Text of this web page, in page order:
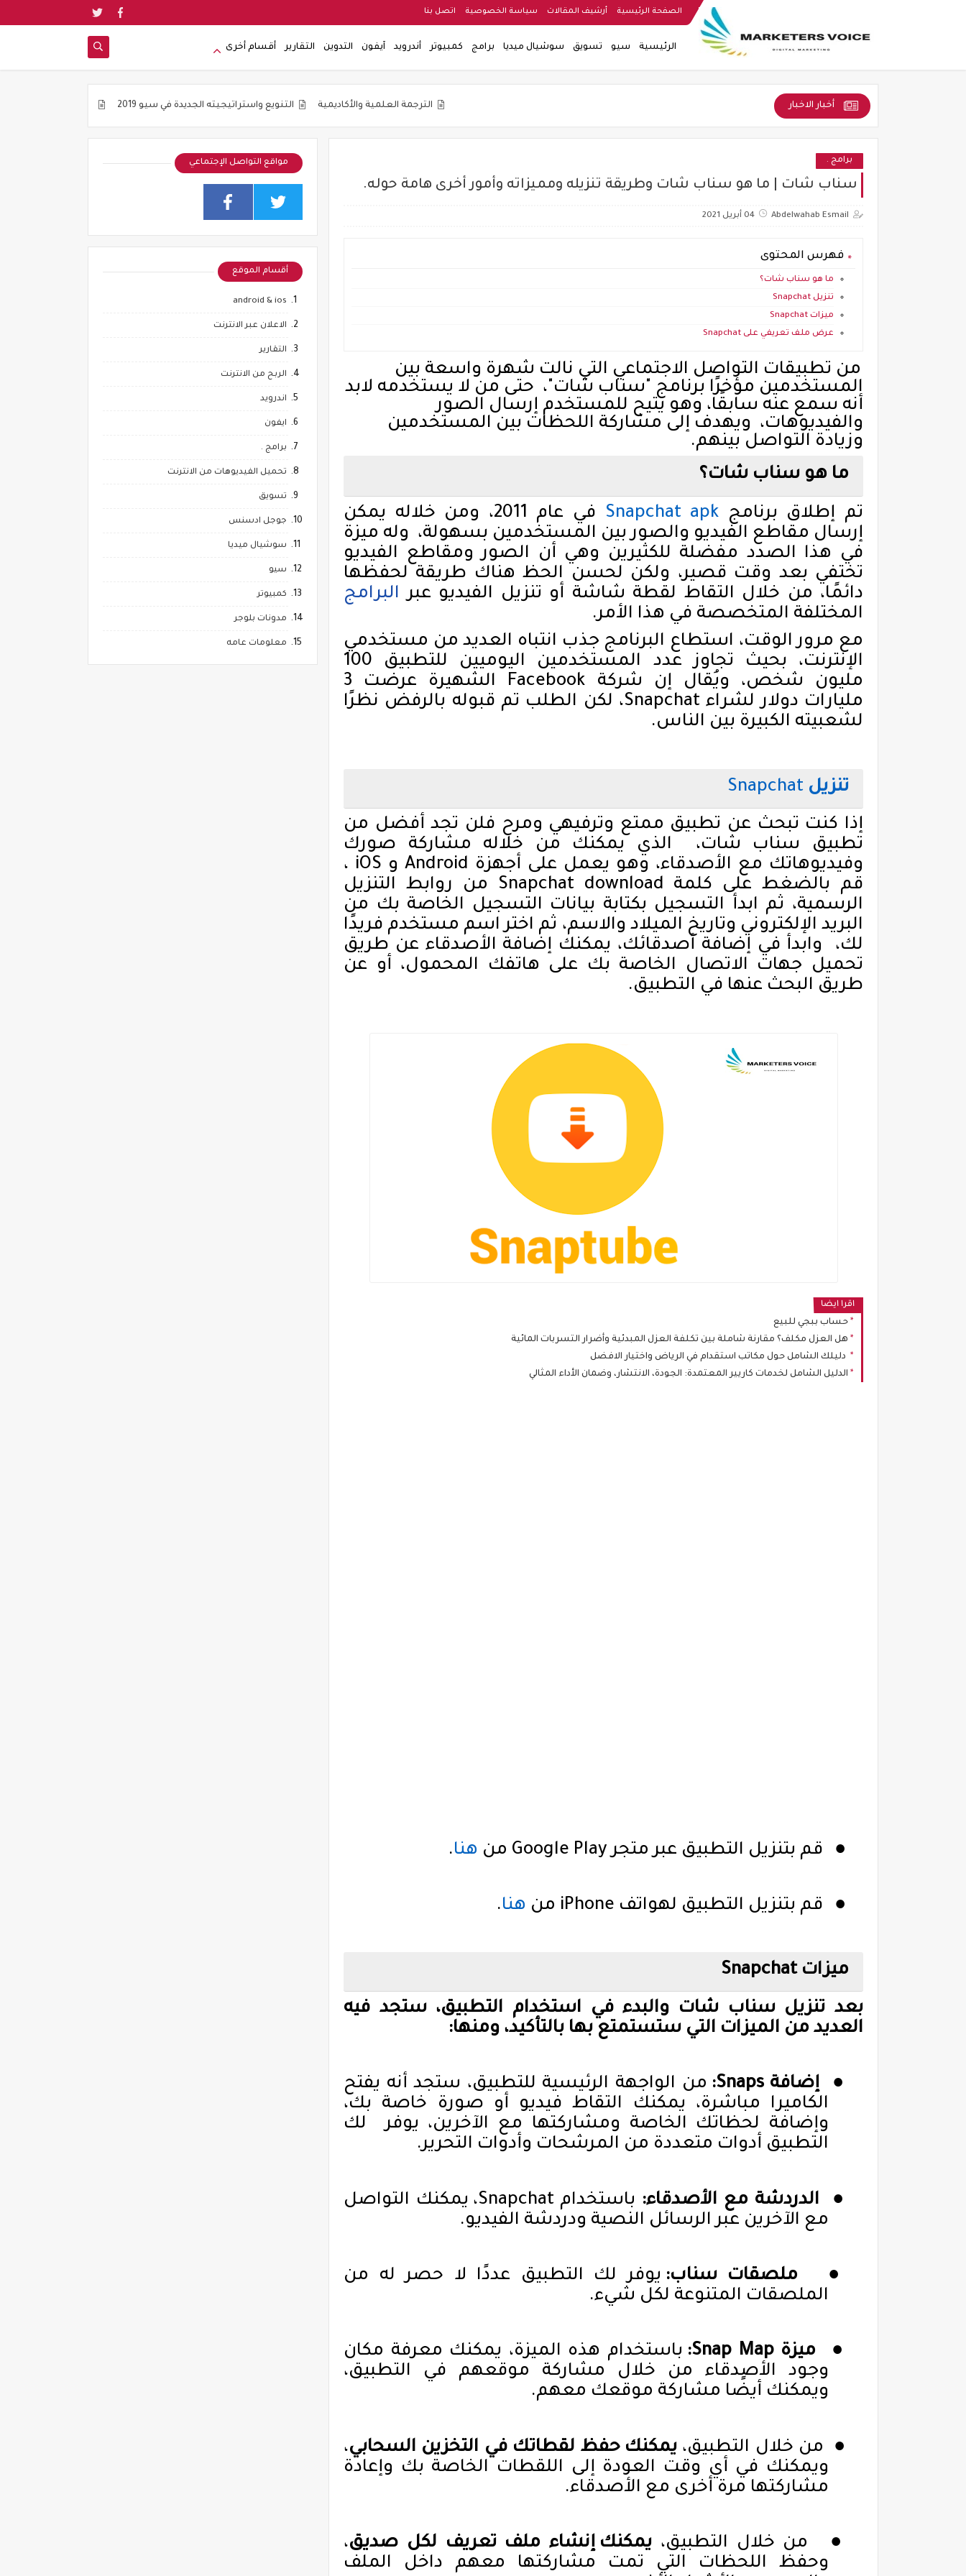
الصفحة الرئيسية أرشيف المقالات سياسة الخصوصية اتصل بنا
الرئيسية سيو تسويق سوشيال ميديا برامج كمبيوتر أندرويد آيفون التدوين التقارير أقسام أخرى
أخبار الاخبار الترجمة العلمية والأكاديمية التنويع واستراتيجيته الجديدة في سيو 2019 جوده المواضيع و ليس عددها هو شعار
برامج .
سناب شات | ما هو سناب شات وطريقة تنزيله ومميزاته وأمور أخرى هامة حوله.
Abdelwahab Esmail 04 أبريل 2021
فهرس المحتوى
ما هو سناب شات؟
تنزيل Snapchat
ميزات Snapchat
عرض ملف تعريفي على Snapchat
من تطبيقات التواصل الاجتماعي التي نالت شهرة واسعة بين
المستخدمين مؤخرًا برنامج "سناب شات"، حتى من لا يستخدمه لابد
أنه سمع عنه سابقًا، وهو يتيح للمستخدم إرسال الصور
والفيديوهات، ويهدف إلى مشاركة اللحظات بين المستخدمين
وزيادة التواصل بينهم.
ما هو سناب شات؟
تم إطلاق برنامج Snapchat apk في عام 2011، ومن خلاله يمكن
إرسال مقاطع الفيديو والصور بين المستخدمين بسهولة، وله ميزة
في هذا الصدد مفضلة للكثيرين وهي أن الصور ومقاطع الفيديو
تختفي بعد وقت قصير، ولكن لحسن الحظ هناك طريقة لحفظها
دائمًا، من خلال التقاط لقطة شاشة أو تنزيل الفيديو عبر البرامج
المختلفة المتخصصة في هذا الأمر.
مع مرور الوقت، استطاع البرنامج جذب انتباه العديد من مستخدمي
الإنترنت، بحيث تجاوز عدد المستخدمين اليوميين للتطبيق 100
مليون شخص، ويُقال إن شركة Facebook الشهيرة عرضت 3
مليارات دولار لشراء Snapchat، لكن الطلب تم قبوله بالرفض نظرًا
لشعبيته الكبيرة بين الناس.
تنزيل Snapchat
إذا كنت تبحث عن تطبيق ممتع وترفيهي ومرح فلن تجد أفضل من
تطبيق سناب شات،
الذي يمكنك من خلاله مشاركة صورك
وفيديوهاتك مع الأصدقاء، وهو يعمل على أجهزة Android و iOS ،
قم بالضغط على كلمة Snapchat download من روابط التنزيل
الرسمية، ثم ابدأ التسجيل بكتابة بيانات التسجيل الخاصة بك من
البريد الإلكتروني وتاريخ الميلاد والاسم، ثم اختر اسم مستخدم فريدًا
لك،
وابدأ في إضافة أصدقائك، يمكنك إضافة الأصدقاء عن طريق
تحميل جهات الاتصال الخاصة بك على هاتفك المحمول، أو عن
طريق البحث عنها في التطبيق.
اقرا ايضا
حساب ببجي للبيع
هل العزل مكلف؟ مقارنة شاملة بين تكلفة العزل المبدئية وأضرار التسربات المائية
دليلك الشامل حول مكاتب استقدام في الرياض واختيار الافضل
الدليل الشامل لخدمات كاريير المعتمدة: الجودة، الانتشار، وضمان الأداء المثالي
● قم بتنزيل التطبيق عبر متجرGoogle Play من هنا.
● قم بتنزيل التطبيق لهواتف iPhone من هنا.
ميزات Snapchat
بعد تنزيل سناب شات والبدء في استخدام التطبيق، ستجد فيه
العديد من الميزات التي ستستمتع بها بالتأكيد، ومنها:
● إضافةSnaps
: من الواجهة الرئيسية للتطبيق، ستجد أنه يفتح
الكاميرا مباشرة، يمكنك التقاط فيديو أو صورة خاصة بك،
وإضافة لحظاتك الخاصة ومشاركتها مع الآخرين، يوفر
لك
التطبيق أدوات متعددة من المرشحات وأدوات التحرير.
● الدردشة مع الأصدقاء: باستخدامSnapchat، يمكنك التواصل
مع الآخرين عبر الرسائل النصية ودردشة الفيديو.
● ملصقات سناب: يوفر لك التطبيق عددًا لا حصر له من
الملصقات المتنوعة لكل شيء.
● ميزةSnap Map
: باستخدام هذه الميزة، يمكنك معرفة مكان
وجود الأصدقاء من خلال مشاركة موقعهم في التطبيق،
ويمكنك أيضًا مشاركة موقعك معهم.
● من خلال التطبيق،يمكنك حفظ لقطاتك في التخزين السحابي،
ويمكنك في أي وقت العودة إلى اللقطات الخاصة بك وإعادة
مشاركتها مرة أخرى مع الأصدقاء.
● من خلال التطبيق، يمكنك إنشاء ملف تعريف لكل صديق،
وحفظ اللحظات التي تمت مشاركتها معهم داخل الملف
مواقع التواصل الإجتماعي
أقسام الموقع
android & ios
الاعلان عبر الانترنت
التقارير
الربح من الانترنت
اندرويد
ايفون
برامج .
تحميل الفيديوهات من الانترنت
تسويق
جوجل ادسنس
سوشيال ميديا
سيو
كمبيوتر
مدونات بلوجر
معلومات عامه